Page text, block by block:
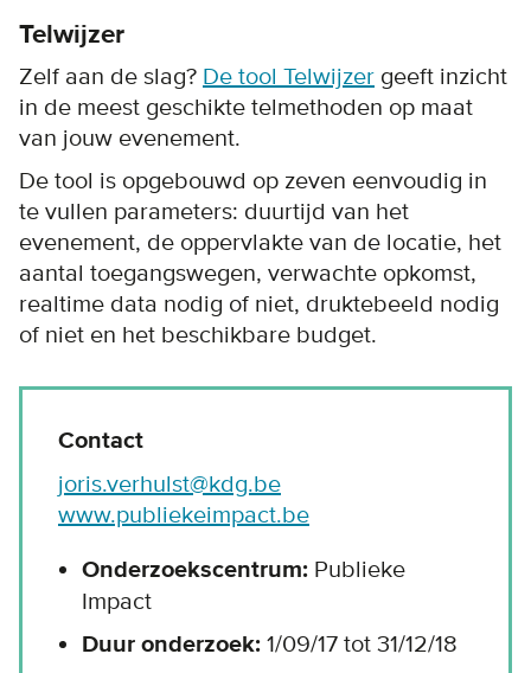
Telwijzer
Zelf aan de slag? De tool Telwijzer geeft inzicht
in de meest geschikte telmethoden op maat
van jouw evenement.
De tool is opgebouwd op zeven eenvoudig in
te vullen parameters: duurtijd van het
evenement, de oppervlakte van de locatie, het
aantal toegangswegen, verwachte opkomst,
realtime data nodig of niet, druktebeeld nodig
of niet en het beschikbare budget.
Contact
joris.verhulst@kdg.be
www.publiekeimpact.be
Onderzoekscentrum: Publieke
Impact
Duur onderzoek: 1/09/17 tot 31/12/18